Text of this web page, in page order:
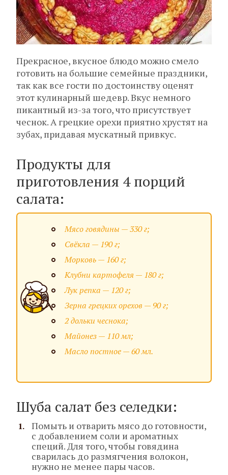
Прекрасное, вкусное блюдо можно смело
готовить на большие семейные праздники,
так как все гости по достоинству оценят
этот кулинарный шедевр. Вкус немного
пикантный из-за того, что присутствует
чеснок. А грецкие орехи приятно хрустят на
зубах, придавая мускатный привкус.
Продукты для
приготовления 4 порций
салата:
Мясо говядины — 330 г;
Свёкла — 190 г;
Морковь — 160 г;
Клубни картофеля — 180 г;
Лук репка — 120 г;
Зерна грецких орехов — 90 г;
2 дольки чеснока;
Майонез — 110 мл;
Масло постное — 60 мл.
Шуба салат без селедки:
Помыть и отварить мясо до готовности,
с добавлением соли и ароматных
специй. Для того, чтобы говядина
сварилась до размягчения волокон,
нужно не менее пары часов.